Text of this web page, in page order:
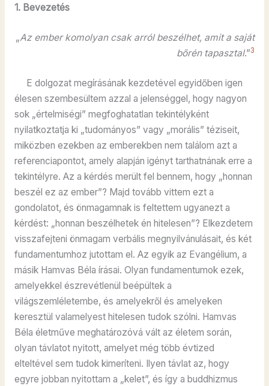
1. Bevezetés
„Az ember komolyan csak arról beszélhet, amit a saját
bőrén tapasztal.”3
E dolgozat megírásának kezdetével egyidőben igen
élesen szembesültem azzal a jelenséggel, hogy nagyon
sok „értelmiségi” megfoghatatlan tekintélyként
nyilatkoztatja ki „tudományos” vagy „morális” téziseit,
miközben ezekben az emberekben nem találom azt a
referenciapontot, amely alapján igényt tarthatnának erre a
tekintélyre. Az a kérdés merült fel bennem, hogy „honnan
beszél ez az ember”? Majd tovább vittem ezt a
gondolatot, és önmagamnak is feltettem ugyanezt a
kérdést: „honnan beszélhetek én hitelesen”? Elkezdetem
visszafejteni önmagam verbális megnyilvánulásait, és két
fundamentumhoz jutottam el. Az egyik az Evangélium, a
másik Hamvas Béla írásai. Olyan fundamentumok ezek,
amelyekkel észrevétlenül beépültek a
világszemléletembe, és amelyekről és amelyeken
keresztül valamelyest hitelesen tudok szólni. Hamvas
Béla életműve meghatározóvá vált az életem során,
olyan távlatot nyitott, amelyet még több évtized
elteltével sem tudok kimeríteni. Ilyen távlat az, hogy
egyre jobban nyitottam a „kelet”, és így a buddhizmus